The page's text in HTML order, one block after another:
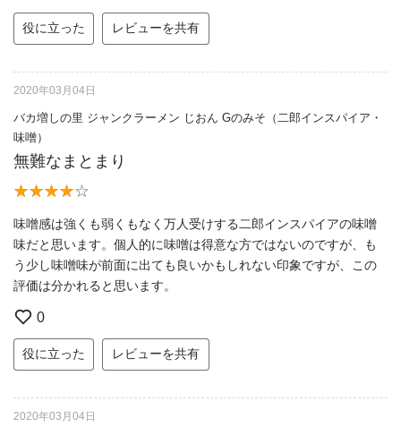
役に立った レビューを共有
2020年03月04日
バカ増しの里 ジャンクラーメン じおん Gのみそ（二郎インスパイア・
味噌）
無難なまとまり
味噌感は強くも弱くもなく万人受けする二郎インスパイアの味噌
味だと思います。個人的に味噌は得意な方ではないのですが、も
う少し味噌味が前面に出ても良いかもしれない印象ですが、この
評価は分かれると思います。
0
役に立った レビューを共有
2020年03月04日